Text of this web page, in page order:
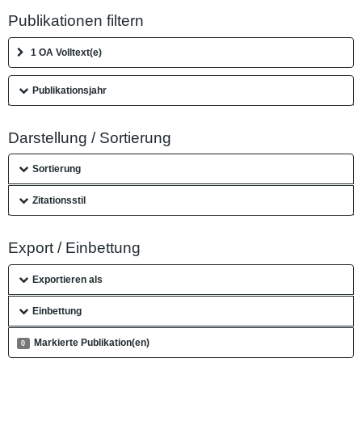
Publikationen filtern
1 OA Volltext(e)
Publikationsjahr
Darstellung / Sortierung
Sortierung
Zitationsstil
Export / Einbettung
Exportieren als
Einbettung
0 Markierte Publikation(en)